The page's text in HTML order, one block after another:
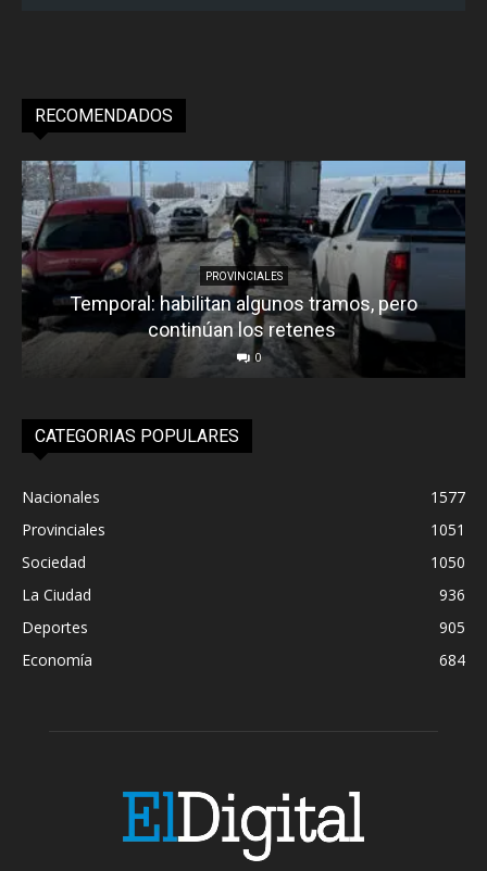
RECOMENDADOS
PROVINCIALES
Temporal: habilitan algunos tramos, pero
continúan los retenes
0
CATEGORIAS POPULARES
Nacionales
1577
Provinciales
1051
Sociedad
1050
La Ciudad
936
Deportes
905
Economía
684